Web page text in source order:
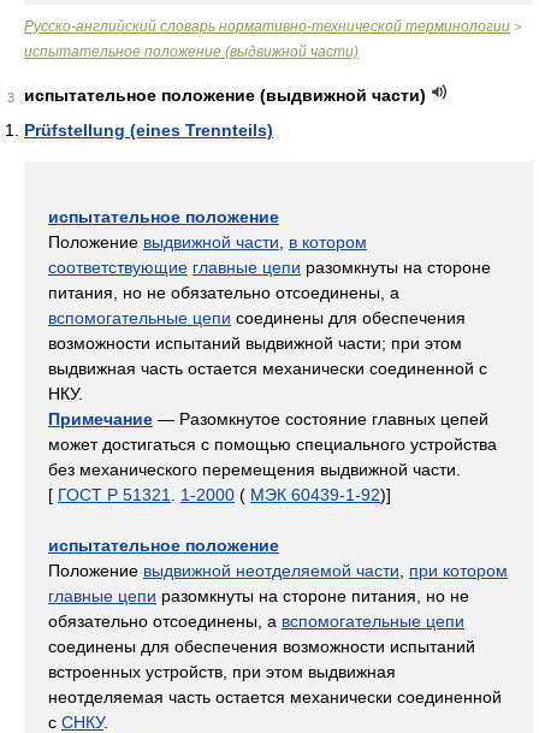
Русско-английский словарь нормативно-технической терминологии >
испытательное положение (выдвижной части)
3
испытательное положение (выдвижной части)
Prüfstellung (eines Trennteils)
испытательное положение
Положение выдвижной части
в котором
соответствующие главные цепи разомкнуты на стороне
питания, но не обязательно отсоединены, а
вспомогательные цепи соединены для обеспечения
возможности испытаний выдвижной части; при этом
выдвижная часть остается механически соединенной с
НКУ.
Примечание — Разомкнутое состояние главных цепей
может достигаться с помощью специального устройства
без механического перемещения выдвижной части.
[ ГОСТ Р 51321 1-2000 ( МЭК 60439-1-92)]
испытательное положение
Положение выдвижной неотделяемой части
при котором
главные цепи разомкнуты на стороне питания, но не
обязательно отсоединены, а вспомогательные цепи
соединены для обеспечения возможности испытаний
встроенных устройств, при этом выдвижная
неотделяемая часть остается механически соединенной
с СНКУ.